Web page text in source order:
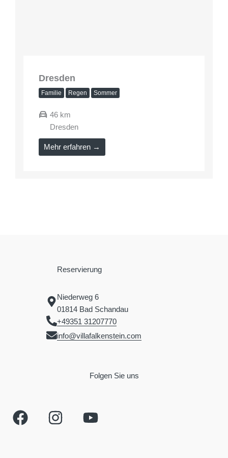
Dresden
Familie Regen Sommer
46 km
Dresden
Mehr erfahren →
Reservierung
Niederweg 6
01814 Bad Schandau
+49351 31207770
info@villafalkenstein.com
Folgen Sie uns
F
a
I
n
Y
o